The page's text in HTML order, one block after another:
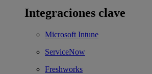
Integraciones clave
Microsoft Intune
ServiceNow
Freshworks